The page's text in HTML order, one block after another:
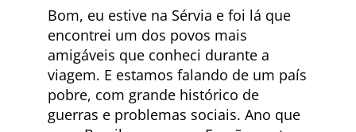
Bom, eu estive na Sérvia e foi lá que
encontrei um dos povos mais
amigáveis que conheci durante a
viagem. E estamos falando de um país
pobre, com grande histórico de
guerras e problemas sociais. Ano que